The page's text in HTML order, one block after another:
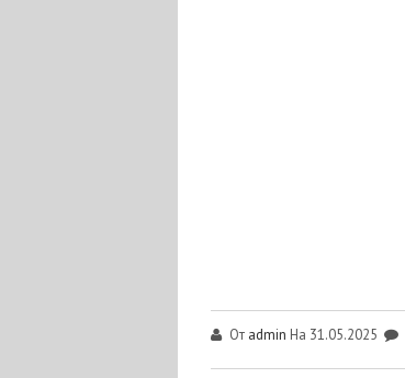
От admin На 31.05.2025